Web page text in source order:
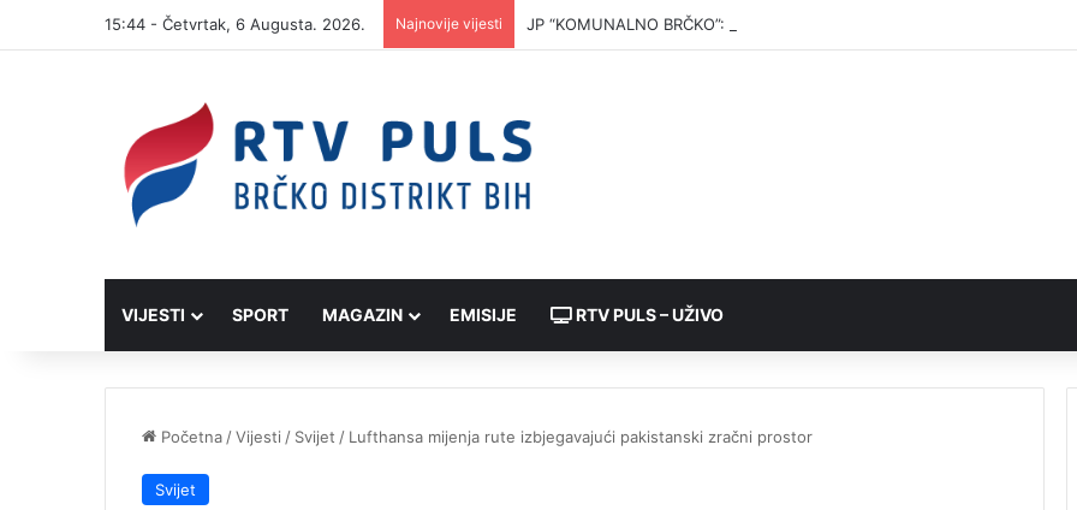
15:44 - Četvrtak, 6 Augusta. 2026. Najnovije vijesti JP “KOMUNALNO BRČKO”: Voda iz rezervoara Gajevi trenutno nije za piće
VIJESTI SPORT MAGAZIN EMISIJE RTV PULS – UŽIVO
Početna /Vijesti / Svijet / Lufthansa mijenja rute izbjegavajući pakistanski zračni prostor
Svijet